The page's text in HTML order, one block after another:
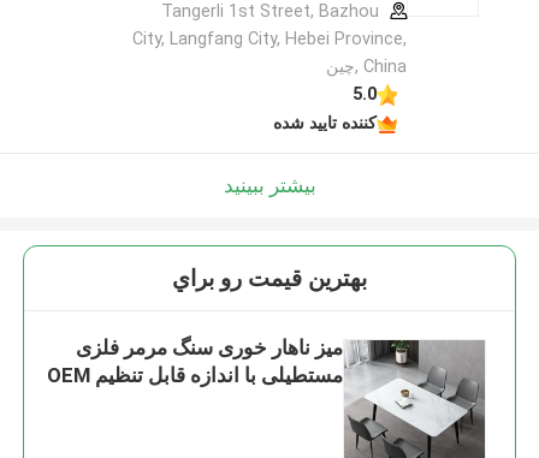
Tangerli 1st Street, Bazhou
City, Langfang City, Hebei Province,
China ,چین
5.0
کننده تایید شده
بیشتر ببینید
بهترين قيمت رو براي
میز ناهار خوری سنگ مرمر فلزی
مستطیلی با اندازه قابل تنظیم OEM